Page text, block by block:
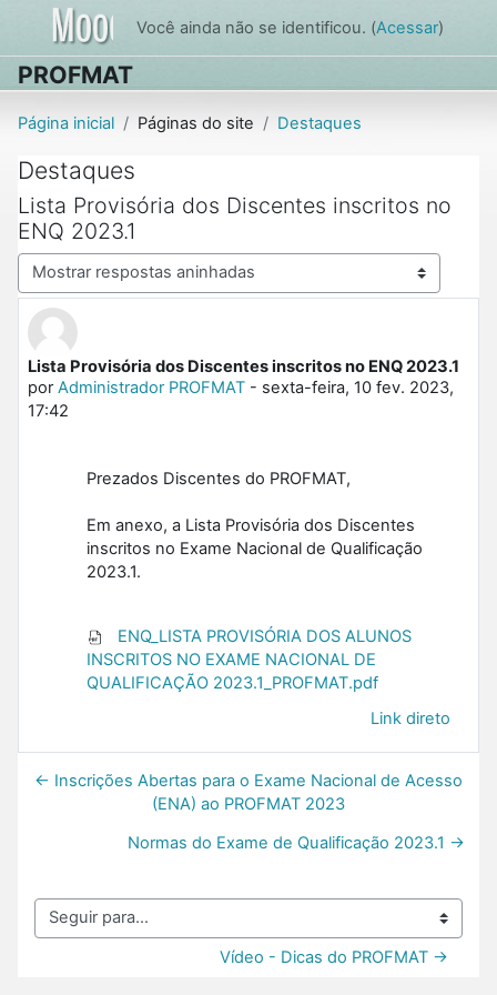
Ir para o conteúdo principal
Você ainda não se identificou. (Acessar)
PROFMAT
Página inicial Páginas do site Destaques
Destaques
Lista Provisória dos Discentes inscritos no
ENQ 2023.1
Modo de visualização
Lista Provisória dos Discentes inscritos no ENQ 2023.1
porAdministrador PROFMAT - sexta-feira, 10 fev. 2023,
17:42
Número de respostas: 0
Prezados Discentes do PROFMAT,
Em anexo, a Lista Provisória dos Discentes
inscritos no Exame Nacional de Qualificação
2023.1.
ENQ_LISTA PROVISÓRIA DOS ALUNOS
INSCRITOS NO EXAME NACIONAL DE
QUALIFICAÇÃO 2023.1_PROFMAT.pdf
Link direto
← Inscrições Abertas para o Exame Nacional de Acesso
(ENA) ao PROFMAT 2023
Normas do Exame de Qualificação 2023.1 →
Seguir para...
Vídeo - Dicas do PROFMAT →